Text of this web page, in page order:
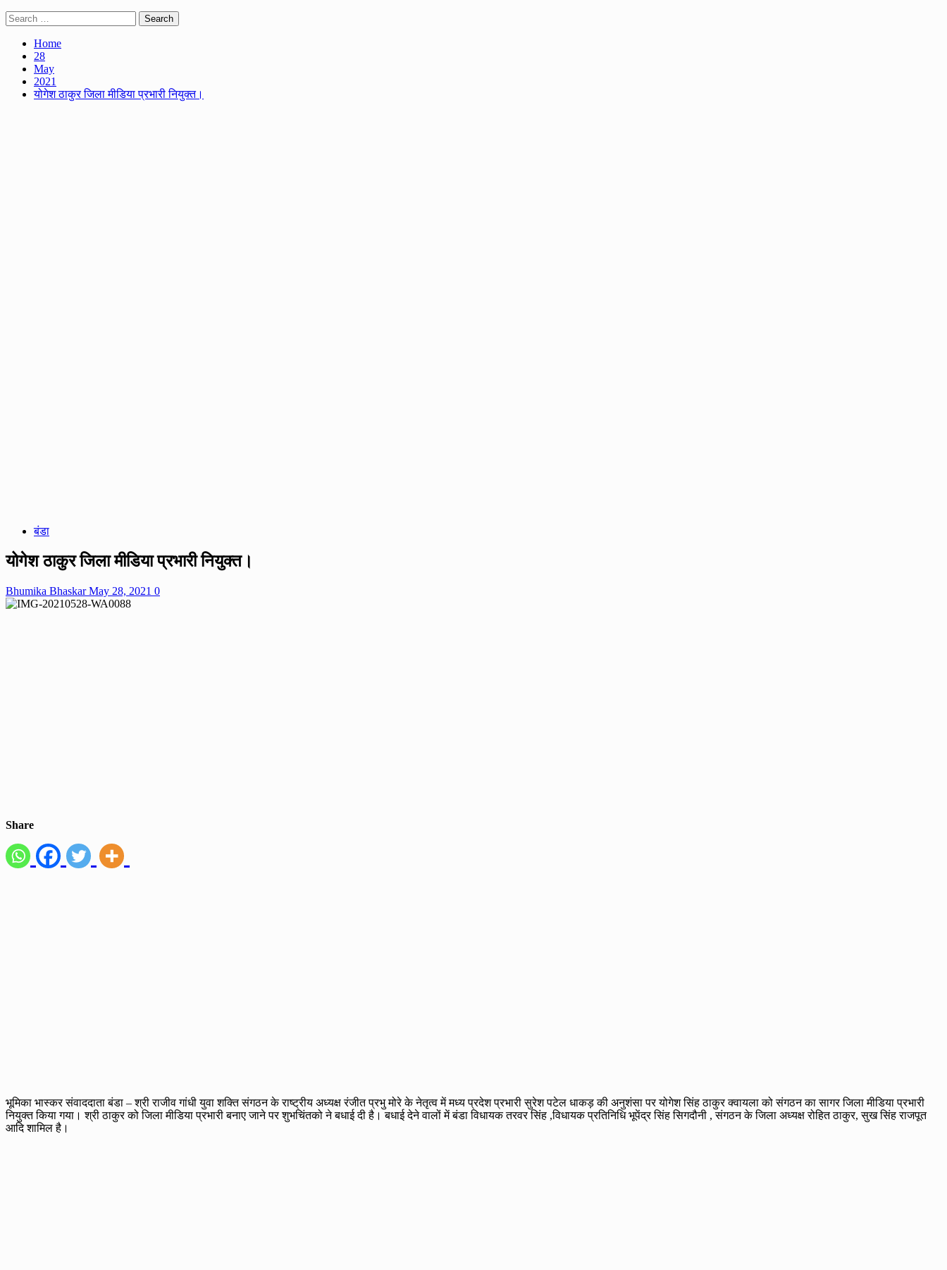
Search
for:
Home
28
May
2021
योगेश ठाकुर जिला मीडिया प्रभारी नियुक्त।
बंडा
योगेश ठाकुर जिला मीडिया प्रभारी नियुक्त।
Bhumika BhaskarMay 28, 2021 0
Share
भूमिका भास्कर संवाददाता बंडा – श्री राजीव गांधी युवा शक्ति संगठन के राष्ट्रीय अध्यक्ष रंजीत प्रभु मोरे के नेतृत्व में मध्य प्रदेश प्रभारी सुरेश पटेल धाकड़ की अनुशंसा पर योगेश सिंह ठाकुर क्वायला को संगठन का सागर जिला मीडिया प्रभारी
नियुक्त किया गया। श्री ठाकुर को जिला मीडिया प्रभारी बनाए जाने पर शुभचिंतको ने बधाई दी है। बधाई देने वालों में बंडा विधायक तरवर सिंह ,विधायक प्रतिनिधि भूपेंद्र सिंह सिगदौनी , संगठन के जिला अध्यक्ष रोहित ठाकुर, सुख सिंह राजपूत
आदि शामिल है।